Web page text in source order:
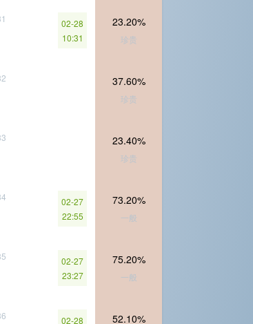
02-28
10:31
23.20%
珍贵
37.60%
珍贵
23.40%
珍贵
02-27
22:55
73.20%
一般
02-27
23:27
75.20%
一般
02-28 52.10%